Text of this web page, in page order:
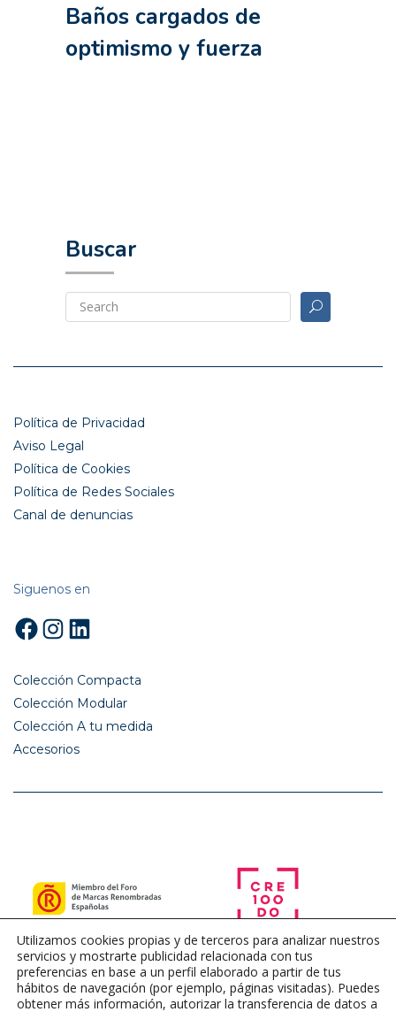
Baños cargados de
optimismo y fuerza
Buscar
Política de Privacidad
Aviso Legal
Política de Cookies
Política de Redes Sociales
Canal de denuncias
Siguenos en
Facebook
Instagram
LinkedIn
Colección Compacta
Colección Modular
Colección A tu medida
Accesorios
Utilizamos cookies propias y de terceros para analizar nuestros
servicios y mostrarte publicidad relacionada con tus
preferencias en base a un perfil elaborado a partir de tus
hábitos de navegación (por ejemplo, páginas visitadas). Puedes
obtener más información, autorizar la transferencia de datos a